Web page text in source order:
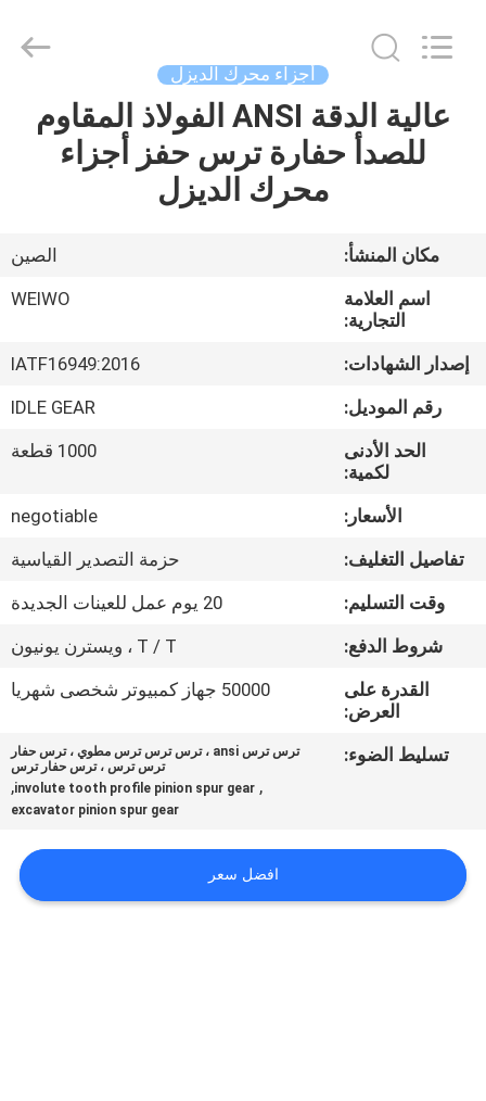
الصفحة
الرئيسية
معلومات
جولة
مراقبة
الجودة
اتصل
اطلب
Copyright
mechanical-
spares.com.
أجزاء محرك الديزل
عالية الدقة ANSI الفولاذ المقاوم
للصدأ حفارة ترس حفز أجزاء
محرك الديزل
مكان المنشأ:
الصين
اسم العلامة
التجارية:
WEIWO
إصدار الشهادات:
IATF16949:2016
رقم الموديل:
IDLE GEAR
الحد الأدنى
لكمية:
1000 قطعة
الأسعار:
negotiable
تفاصيل التغليف:
حزمة التصدير القياسية
وقت التسليم:
20 يوم عمل للعينات الجديدة
شروط الدفع:
T / T ، ويسترن يونيون
القدرة على
العرض:
50000 جهاز كمبيوتر شخصى شهريا
تسليط الضوء:
ترس ترس ansi ، ترس ترس ترس مطوي ، ترس حفار
ترس ترس ، ترس حفار ترس
,
involute tooth profile pinion spur gear
,
excavator pinion spur gear
افضل سعر